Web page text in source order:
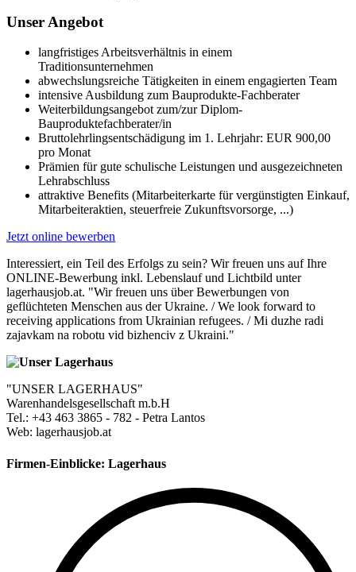
Unser Angebot
langfristiges Arbeitsverhältnis in einem
Traditionsunternehmen
abwechslungsreiche Tätigkeiten in einem engagierten Team
intensive Ausbildung zum Bauprodukte-Fachberater
Weiterbildungsangebot zum/zur Diplom-
Bauproduktefachberater/in
Bruttolehrlingsentschädigung im 1. Lehrjahr: EUR 900,00
pro Monat
Prämien für gute schulische Leistungen und ausgezeichneten
Lehrabschluss
attraktive Benefits (Mitarbeiterkarte für vergünstigten Einkauf,
Mitarbeiteraktien, steuerfreie Zukunftsvorsorge, ...)
Jetzt online bewerben
Interessiert, ein Teil des Erfolgs zu sein? Wir freuen uns auf Ihre
ONLINE-Bewerbung inkl. Lebenslauf und Lichtbild unter
lagerhausjob.at. "Wir freuen uns über Bewerbungen von
geflüchteten Menschen aus der Ukraine. / We look forward to
receiving applications from Ukrainian refugees. / Mi duzhe radi
zajavkam na robotu vid bizhenciv z Ukraini."
"UNSER LAGERHAUS"
Warenhandelsgesellschaft m.b.H
Tel.: +43 463 3865 - 782 - Petra Lantos
Web: lagerhausjob.at
Firmen-Einblicke: Lagerhaus